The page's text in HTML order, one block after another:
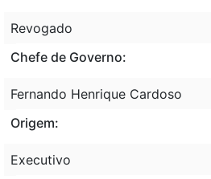
Revogado
Chefe de Governo:
Fernando Henrique Cardoso
Origem:
Executivo